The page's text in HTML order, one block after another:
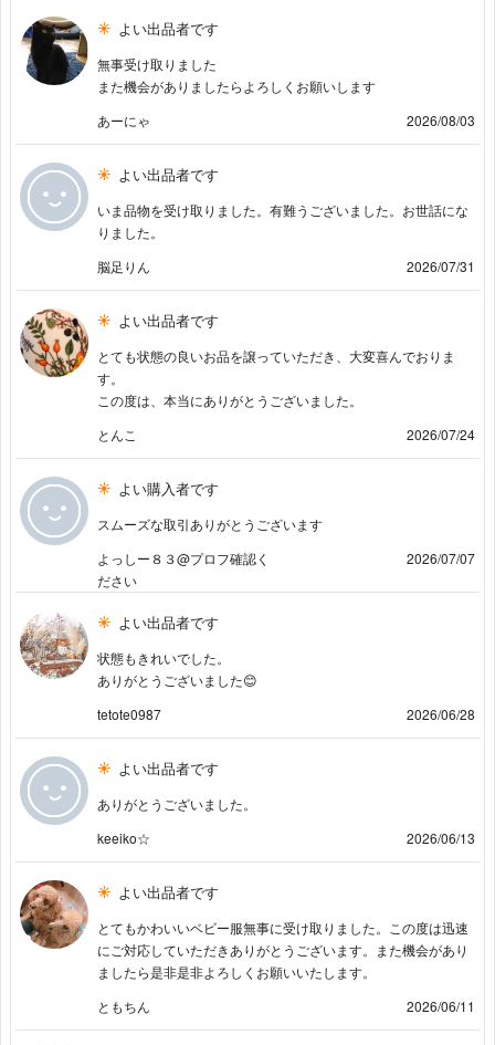
よい出品者です
無事受け取りました
また機会がありましたらよろしくお願いします
あーにゃ
2026/08/03
よい出品者です
いま品物を受け取りました。有難うございました。お世話にな
りました。
脳足りん
2026/07/31
よい出品者です
とても状態の良いお品を譲っていただき、大変喜んでおりま
す。
この度は、本当にありがとうございました。
とんこ
2026/07/24
よい購入者です
スムーズな取引ありがとうございます
よっしー８３@プロフ確認く
ださい
2026/07/07
よい出品者です
状態もきれいでした。
ありがとうございました😊
tetote0987
2026/06/28
よい出品者です
ありがとうございました。
keeiko☆
2026/06/13
よい出品者です
とてもかわいいベビー服無事に受け取りました。この度は迅速
にご対応していただきありがとうございます。また機会があり
ましたら是非是非よろしくお願いいたします。
ともちん
2026/06/11